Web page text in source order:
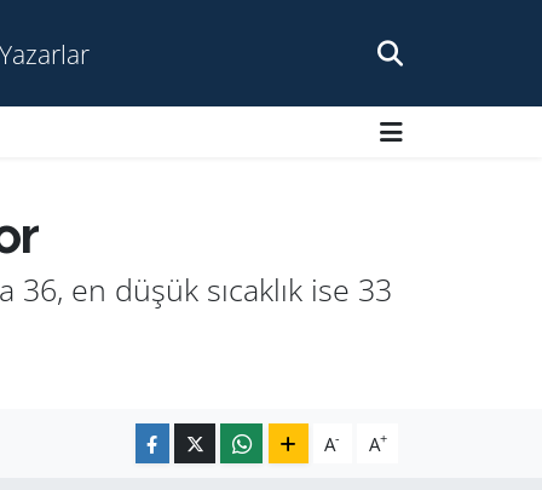
Yazarlar
36, en düşük sıcaklık ise 33
A- A+